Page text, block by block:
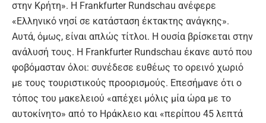
στην Κρήτη». Η Frankfurter Rundschau ανέφερε
«Ελληνικό νησί σε κατάσταση έκτακτης ανάγκης».
Αυτά, όμως, είναι απλώς τίτλοι. Η ουσία βρίσκεται στην
ανάλυσή τους. Η Frankfurter Rundschau έκανε αυτό που
φοβόμασταν όλοι: συνέδεσε ευθέως το ορεινό χωριό
με τους τουριστικούς προορισμούς. Επεσήμανε ότι ο
τόπος του μακελειού «απέχει μόλις μία ώρα με το
αυτοκίνητο» από το Ηράκλειο και «περίπου 45 λεπτά